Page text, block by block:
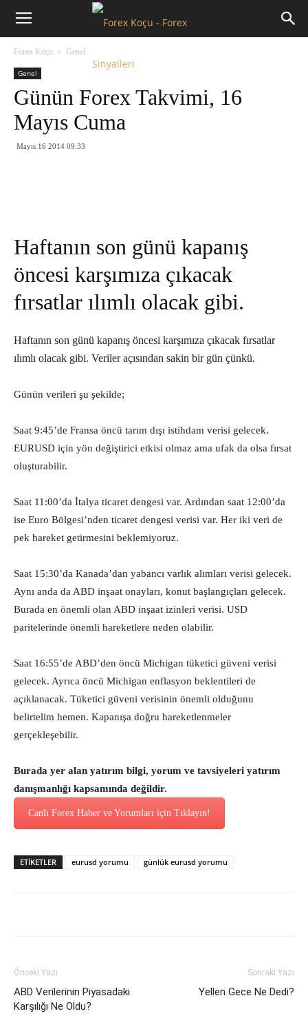
Forex
Forex Koçu Genel
Genel
Günün Forex Takvimi, 16
Mayıs Cuma
Mayıs 16 2014 09:33
Haftanın son günü kapanış
öncesi karşımıza çıkacak
fırsatlar ılımlı olacak gibi.
Haftanın son günü kapanış öncesi karşımıza çıkacak fırsatlar
ılımlı olacak gibi. Veriler açısından sakin bir gün çünkü.
Günün verileri şu şekilde;
Saat 9:45’de Fransa öncü tarım dışı istihdam verisi gelecek.
EURUSD için yön değiştirici etkisi olmaz ama ufak da olsa fırsat
oluşturabilir.
Saat 11:00’da İtalya ticaret dengesi var. Ardından saat 12:00’da
ise Euro Bölgesi’nden ticaret dengesi verisi var. Her iki veri de
pek hareket getirmesini beklemiyoruz.
Saat 15:30’da Kanada’dan yabancı varlık alımları verisi gelecek.
Aynı anda da ABD inşaat onayları, konut başlangıçları gelecek.
Burada en önemli olan ABD inşaat izinleri verisi. USD
paritelerinde önemli hareketlere neden olabilir.
Saat 16:55’de ABD’den öncü Michigan tüketici güveni verisi
gelecek. Ayrıca öncü Michigan enflasyon beklentileri de
açıklanacak. Tüketici güveni verisinin önemli olduğunu
belirtelim hemen. Kapanışa doğru hareketlenmeler
gerçekleşebilir.
Burada yer alan yatırım bilgi, yorum ve tavsiyeleri yatırım
danışmanlığı kapsamında değildir.
Canlı Forex Haber ve Yorumları için Tıklayın!
ETİKETLER eurusd yorumu günlük eurusd yorumu
Önceki Yazı
ABD Verilerinin Piyasadaki
Karşılığı Ne Oldu?
Sonraki Yazı
Yellen Gece Ne Dedi?